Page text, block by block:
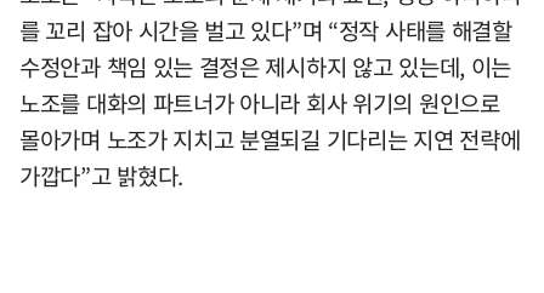
를 꼬리 잡아 시간을 벌고 있다”며 “정작 사태를 해결할
수정안과 책임 있는 결정은 제시하지 않고 있는데, 이는
노조를 대화의 파트너가 아니라 회사 위기의 원인으로
몰아가며 노조가 지치고 분열되길 기다리는 지연 전략에
가깝다”고 밝혔다.